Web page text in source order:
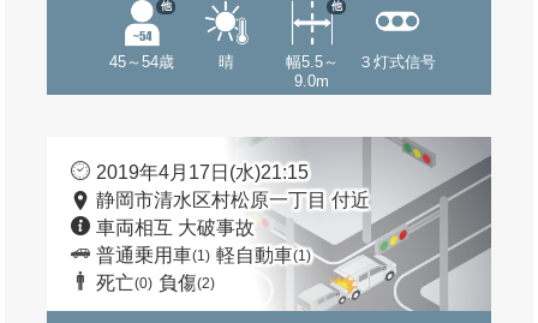
45～54歳
他
晴
幅5.5～
9.0m
他
３灯式信号
2019年4月17日(水)21:15
静岡市清水区村松原一丁目 付近
車両相互 大破事故
普通乗用車(1) 軽自動車(1)
死亡(0) 負傷(2)